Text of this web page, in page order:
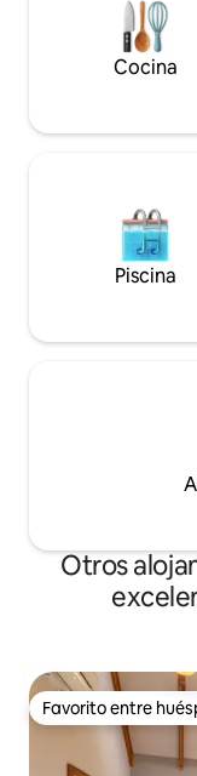
anticipación.
buscan ser justas
huéspedes como
Cocina
Piscina
Otros
Favorito entre
Favorito entre